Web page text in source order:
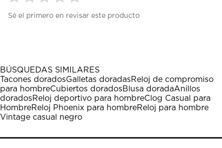
para
1
estrella
Esta
acción
abrirá
el
formulario
envío.
para
estrellas.
Esta
acción
abrirá
el
formulario
envío.
para
estrellas.
Esta
acción
abrirá
el
formulario
envío.
para
estrellas.
Esta
acción
abrirá
el
formulario
envío.
para
estrellas.
Esta
acción
abrirá
el
formulario
envío.
Sé el primero en revisar este producto
BÚSQUEDAS SIMILARES
Tacones doradosGalletas doradasReloj de compromiso
para hombreCubiertos doradosBlusa doradaAnillos
doradosReloj deportivo para hombreClog Casual para
HombreReloj Phoenix para hombreReloj para hombre
Vintage casual negro